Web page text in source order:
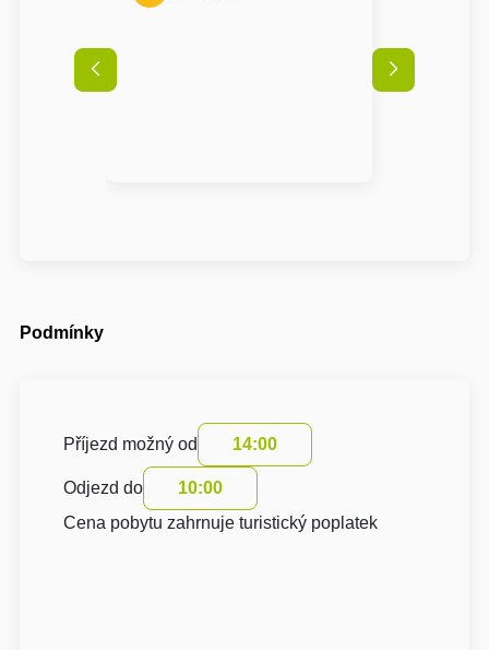
Podmínky
Příjezd možný od 14:00
Odjezd do
10:00
Cena pobytu zahrnuje turistický poplatek